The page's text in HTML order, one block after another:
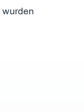
wurden